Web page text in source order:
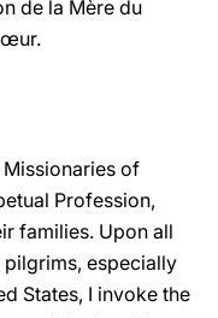
de la Mère du
of
Profession,
families. Upon all
especially
States, I invoke the